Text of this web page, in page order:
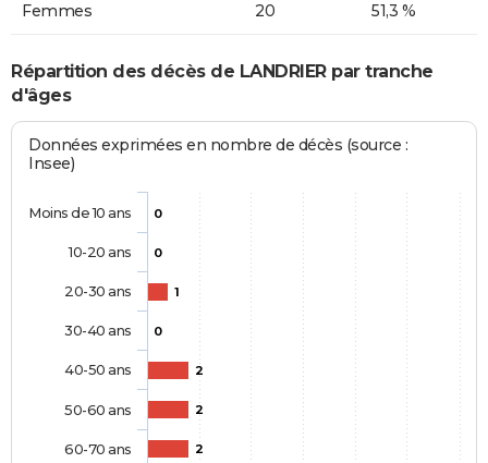
Femmes 20 51,3 %
Répartition des décès de LANDRIER par tranche
d'âges
Données exprimées en nombre de décès (source :
Insee)
0
0
1
0
2
2
2
Moins de 10 ans
10-20 ans
20-30 ans
30-40 ans
40-50 ans
50-60 ans
60-70 ans